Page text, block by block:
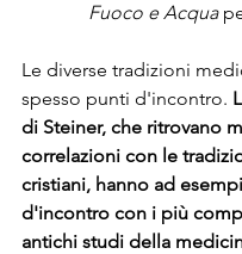
Fuoco e Acqua
Le diverse tradizioni
spesso punti d'incontro.
di Steiner, che ritrovano
correlazioni con le
cristiani, hanno ad
d'incontro con i più
antichi studi della